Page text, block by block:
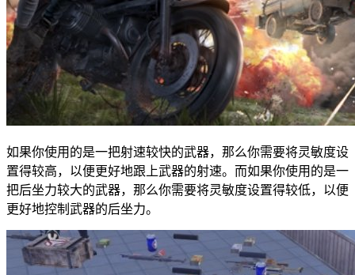
如果你使用的是一把射速较快的武器，那么你需要将灵敏度设
置得较高，以便更好地跟上武器的射速。而如果你使用的是一
把后坐力较大的武器，那么你需要将灵敏度设置得较低，以便
更好地控制武器的后坐力。